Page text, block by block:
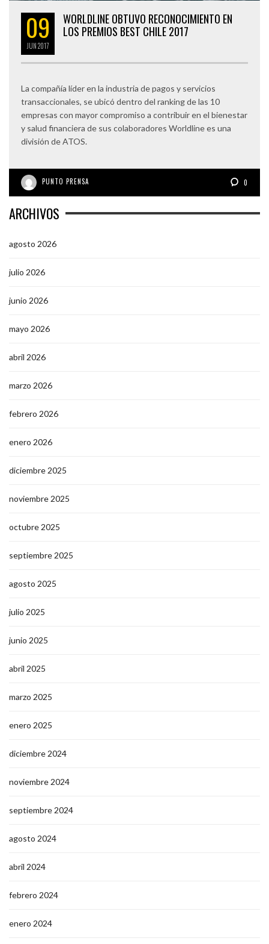
09
JUN2017
WORLDLINE OBTUVO RECONOCIMIENTO EN
LOS PREMIOS BEST CHILE 2017
La compañía líder en la industria de pagos y servicios
transaccionales, se ubicó dentro del ranking de las 10
empresas con mayor compromiso a contribuir en el bienestar
y salud financiera de sus colaboradores Worldline es una
división de ATOS.
PUNTO PRENSA 0
ARCHIVOS
agosto 2026
julio 2026
junio 2026
mayo 2026
abril 2026
marzo 2026
febrero 2026
enero 2026
diciembre 2025
noviembre 2025
octubre 2025
septiembre 2025
agosto 2025
julio 2025
junio 2025
abril 2025
marzo 2025
enero 2025
diciembre 2024
noviembre 2024
septiembre 2024
agosto 2024
abril 2024
febrero 2024
enero 2024